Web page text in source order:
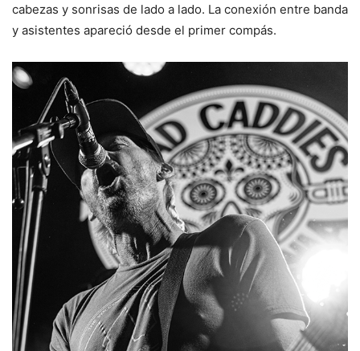
cabezas y sonrisas de lado a lado. La conexión entre banda
y asistentes apareció desde el primer compás.